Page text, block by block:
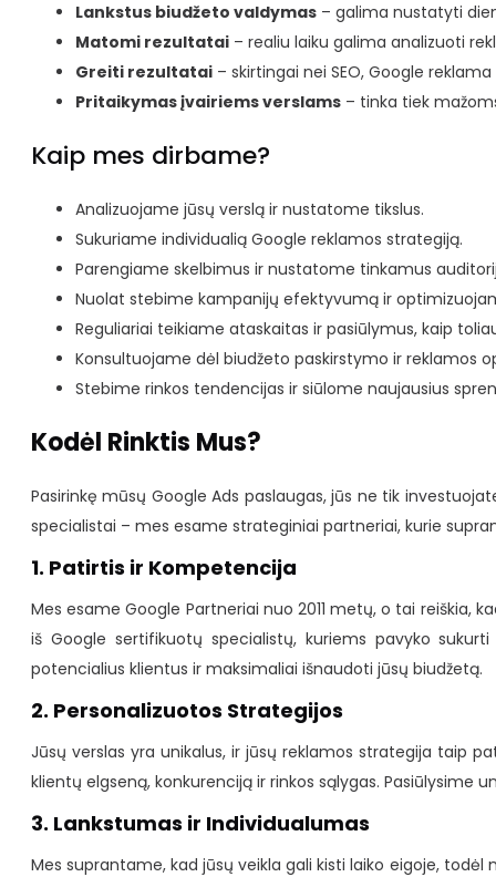
Lankstus biudžeto valdymas – galima nustatyti
Matomi rezultatai – realiu laiku galima analizuoti
Greiti rezultatai – skirtingai nei SEO, Google
Pritaikymas įvairiems verslams – tinka tiek
Kaip mes dirbame?
Analizuojame jūsų verslą ir nustatome tikslus.
Sukuriame individualią Google reklamos strategiją.
Parengiame skelbimus ir nustatome tinkamus
Nuolat stebime kampanijų efektyvumą ir
Reguliariai teikiame ataskaitas ir pasiūlymus, kaip
Konsultuojame dėl biudžeto paskirstymo ir reklamos
Stebime rinkos tendencijas ir siūlome naujausius
Kodėl Rinktis Mus?
Pasirinkę mūsų Google Ads paslaugas, jūs ne tik
specialistai – mes esame strateginiai partneriai, kurie
1. Patirtis ir Kompetencija
Mes esame Google Partneriai nuo 2011 metų, o tai
iš Google sertifikuotų specialistų, kuriems pavyko
potencialius klientus ir maksimaliai išnaudoti jūsų biudžetą.
2. Personalizuotos Strategijos
Jūsų verslas yra unikalus, ir jūsų reklamos strategija taip
klientų elgseną, konkurenciją ir rinkos sąlygas. Pasiūlysime
3. Lankstumas ir Individualumas
Mes suprantame, kad jūsų veikla gali kisti laiko eigoje,